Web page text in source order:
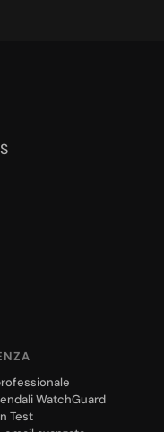
WatchGuard
Test